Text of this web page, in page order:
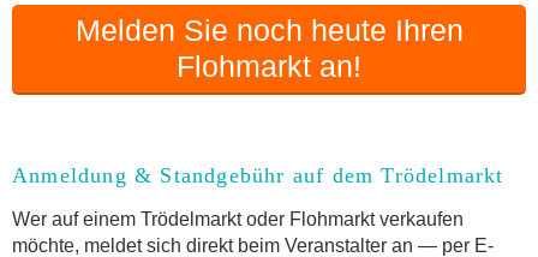
Flohmarkt-Termin melden
Melden Sie noch heute Ihren
Flohmarkt an!
Anmeldung & Standgebühr auf dem Trödelmarkt
Wer auf einem Trödelmarkt oder Flohmarkt verkaufen
möchte, meldet sich direkt beim Veranstalter an — per E-